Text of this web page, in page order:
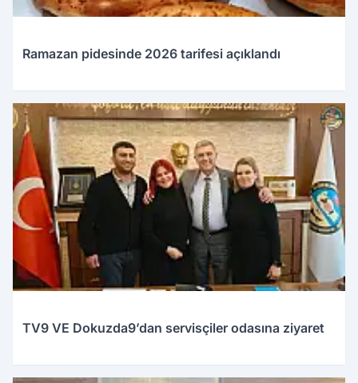
Ramazan pidesinde 2026 tarifesi açıklandı
TV9 VE Dokuzda9’dan servisçiler odasına ziyaret